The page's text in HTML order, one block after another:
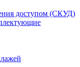
доступом (СКУД)